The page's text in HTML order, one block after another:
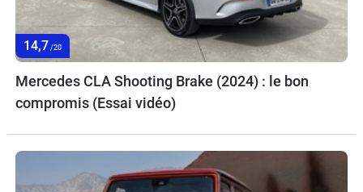
14,7 /20
Mercedes CLA Shooting Brake (2024) : le bon
compromis (Essai vidéo)